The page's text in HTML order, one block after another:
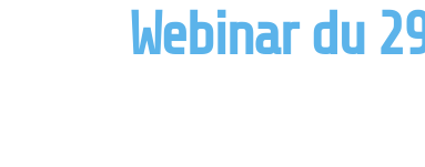
Webinar du